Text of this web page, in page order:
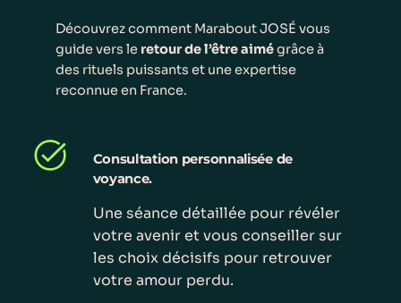
Découvrez comment Marabout JOSÉ vous
guide vers le retour de l’être aimégrâce à
des rituels puissants et une expertise
reconnue en France.
Consultation personnalisée de
voyance.
Une séance détaillée pour révéler
votre avenir et vous conseiller sur
les choix décisifs pour retrouver
votre amour perdu.